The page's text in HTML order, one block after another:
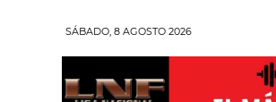
SÁBADO, 8 AGOSTO 2026